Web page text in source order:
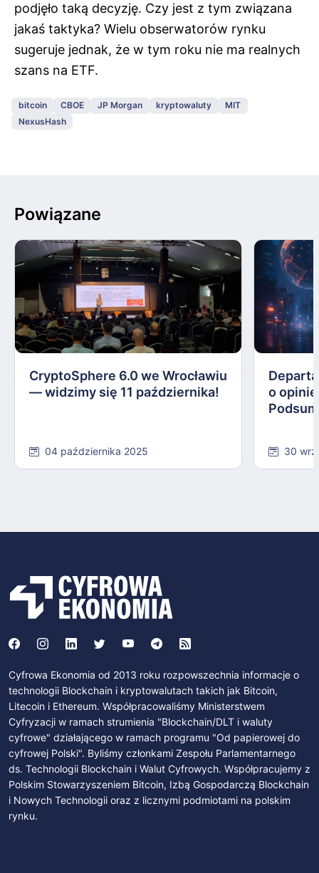
podjęło taką decyzję. Czy jest z tym związana
jakaś taktyka? Wielu obserwatorów rynku
sugeruje jednak, że w tym roku nie ma realnych
szans na ETF.
bitcoin CBOE JP Morgan kryptowaluty
MIT
NexusHash
Powiązane
CryptoSphere 6.0 we Wrocławiu
— widzimy się 11 października!
04 października 2025
o opinie
30
Cyfrowa Ekonomia od 2013 roku rozpowszechnia informacje o
technologii Blockchain i kryptowalutach takich jak Bitcoin,
Litecoin i Ethereum. Współpracowaliśmy Ministerstwem
Cyfryzacji w ramach strumienia "Blockchain/DLT i waluty
cyfrowe" działającego w ramach programu "Od papierowej do
cyfrowej Polski". Byliśmy członkami Zespołu Parlamentarnego
ds. Technologii Blockchain i Walut Cyfrowych. Współpracujemy z
Polskim Stowarzyszeniem Bitcoin, Izbą Gospodarczą Blockchain
i Nowych Technologii oraz z licznymi podmiotami na polskim
rynku.